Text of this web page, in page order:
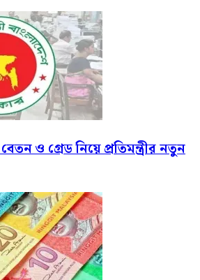
ও গ্রেড নিয়ে প্রতিমন্ত্রীর নতুন